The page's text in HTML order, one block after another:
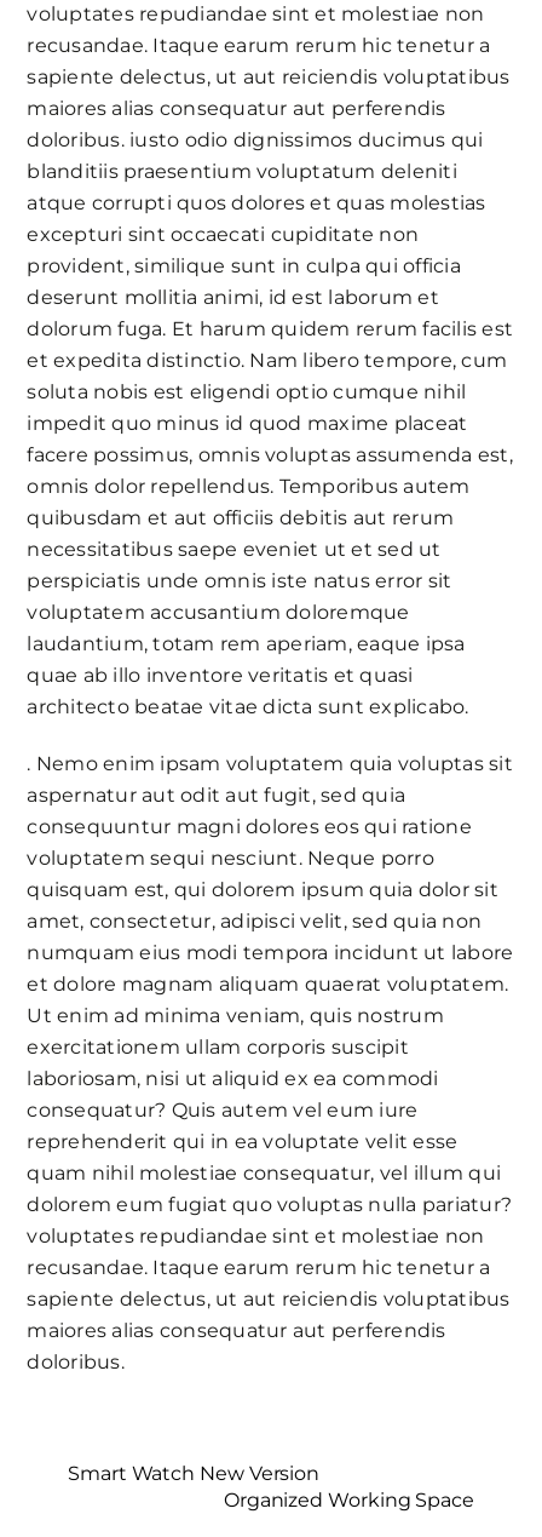
voluptates repudiandae sint et molestiae non
recusandae. Itaque earum rerum hic tenetur a
sapiente delectus, ut aut reiciendis voluptatibus
maiores alias consequatur aut perferendis
doloribus. iusto odio dignissimos ducimus qui
blanditiis praesentium voluptatum deleniti
atque corrupti quos dolores et quas molestias
excepturi sint occaecati cupiditate non
provident, similique sunt in culpa qui officia
deserunt mollitia animi, id est laborum et
dolorum fuga. Et harum quidem rerum facilis est
et expedita distinctio. Nam libero tempore, cum
soluta nobis est eligendi optio cumque nihil
impedit quo minus id quod maxime placeat
facere possimus, omnis voluptas assumenda est,
omnis dolor repellendus. Temporibus autem
quibusdam et aut officiis debitis aut rerum
necessitatibus saepe eveniet ut et sed ut
perspiciatis unde omnis iste natus error sit
voluptatem accusantium doloremque
laudantium, totam rem aperiam, eaque ipsa
quae ab illo inventore veritatis et quasi
architecto beatae vitae dicta sunt explicabo.
. Nemo enim ipsam voluptatem quia voluptas sit
aspernatur aut odit aut fugit, sed quia
consequuntur magni dolores eos qui ratione
voluptatem sequi nesciunt. Neque porro
quisquam est, qui dolorem ipsum quia dolor sit
amet, consectetur, adipisci velit, sed quia non
numquam eius modi tempora incidunt ut labore
et dolore magnam aliquam quaerat voluptatem.
Ut enim ad minima veniam, quis nostrum
exercitationem ullam corporis suscipit
laboriosam, nisi ut aliquid ex ea commodi
consequatur? Quis autem vel eum iure
reprehenderit qui in ea voluptate velit esse
quam nihil molestiae consequatur, vel illum qui
dolorem eum fugiat quo voluptas nulla pariatur?
voluptates repudiandae sint et molestiae non
recusandae. Itaque earum rerum hic tenetur a
sapiente delectus, ut aut reiciendis voluptatibus
maiores alias consequatur aut perferendis
doloribus.
Smart Watch New Version
Organized Working Space